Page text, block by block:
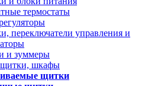
термостаты
переключатели управления и
и зуммеры
шкафы
щитки